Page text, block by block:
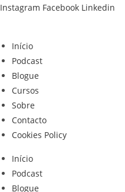
Skip
Instagram Facebook Linkedin
Início
Podcast
Blogue
Cursos
Sobre
Contacto
Cookies Policy
Início
Podcast
Blogue